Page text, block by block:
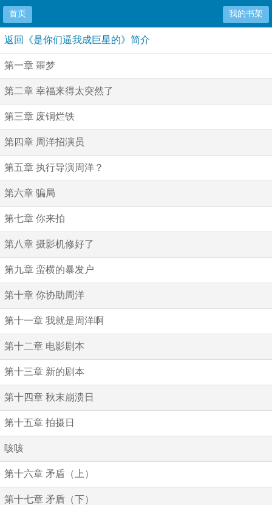
首页 我的书架
返回《是你们逼我成巨星的》简介
第一章 噩梦
第二章 幸福来得太突然了
第三章 废铜烂铁
第四章 周洋招演员
第五章 执行导演周洋？
第六章 骗局
第七章 你来拍
第八章 摄影机修好了
第九章 蛮横的暴发户
第十章 你协助周洋
第十一章 我就是周洋啊
第十二章 电影剧本
第十三章 新的剧本
第十四章 秋末崩溃日
第十五章 拍摄日
咳咳
第十六章 矛盾（上）
第十七章 矛盾（下）